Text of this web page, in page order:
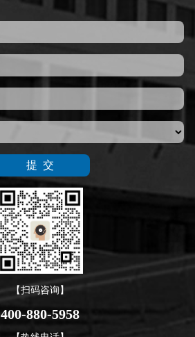
【扫码咨询】
400-880-5958